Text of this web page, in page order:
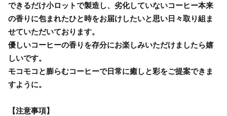
できるだけ小ロットで製造し、劣化していないコーヒー本来
の香りに包まれたひと時をお届けしたいと思い日々取り組ま
せていただいております。
優しいコーヒーの香りを存分にお楽しみいただけましたら嬉
しいです。
モコモコと膨らむコーヒーで日常に癒しと彩をご提案できま
すように。
【注意事項】